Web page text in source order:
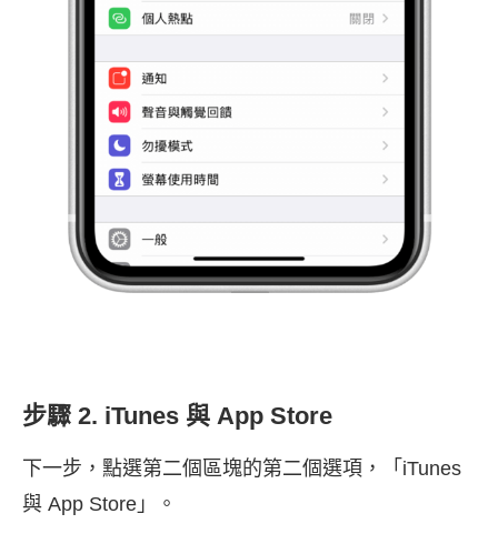
步驟 2. iTunes 與 App Store
下一步，點選第二個區塊的第二個選項，「iTunes
與 App Store」。